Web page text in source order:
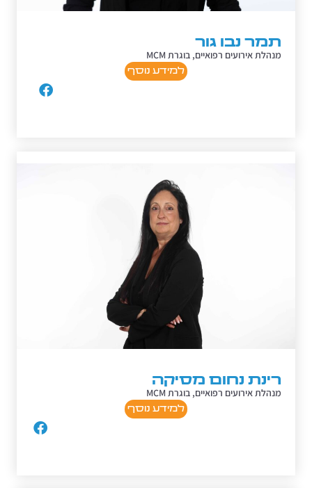
תמר נבו גור
מנהלת אירועים רפואיים, בוגרת MCM
למידע נוסף
רינת נחום מסיקה
מנהלת אירועים רפואיים, בוגרת MCM
למידע נוסף